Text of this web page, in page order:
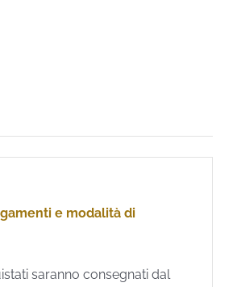
e modalità di
saranno consegnati dal